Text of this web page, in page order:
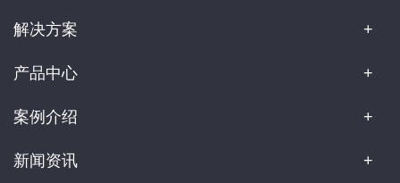
解决方案
产品中心
案例介绍
新闻资讯